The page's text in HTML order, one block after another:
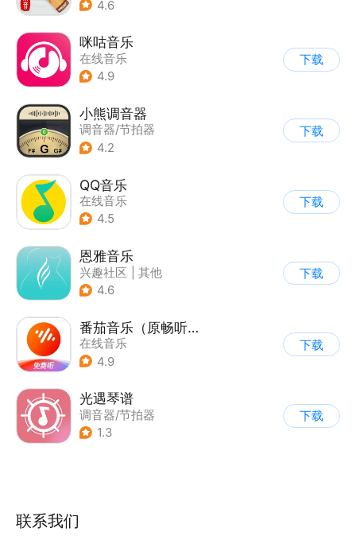
4.6
咪咕音乐
在线音乐
4.9
下载
小熊调音器
调音器/节拍器
4.2
下载
QQ音乐
在线音乐
4.5
下载
恩雅音乐
兴趣社区
其他
4.6
下载
番茄音乐（原畅听音乐）
在线音乐
4.9
下载
光遇琴谱
调音器/节拍器
1.3
下载
联系我们